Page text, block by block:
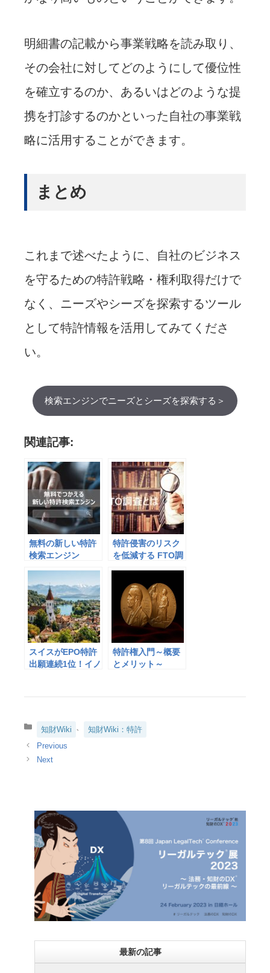
明細書の記載から事業戦略を読み取り、
その会社に対してどのようにして優位性
を確立するのか、あるいはどのような提
携を打診するのかといった自社の事業戦
略に活用することができます。
まとめ
これまで述べたように、自社のビジネス
を守るための特許戦略・権利取得だけで
なく、ニーズやシーズを探索するツール
として特許情報を活用してみてくださ
い。
検索エンジンでニーズとシーズを探索する＞
関連記事:
無料の新しい特許
検索エンジン
競合企業をチェッ
クする方法
特許侵害のリスク
を低減する FTO調
スイスがEPO特許
出願連続1位！イノ
特許権入門～概要
とメリット～
カ
ゴ
リ
知財Wiki 知財Wiki：特許
最新の記事